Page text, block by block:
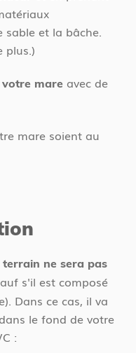
et la bâche.
plus.)
mare avec de
mare soient au
ne sera pas
s'il est composé
Dans ce cas, il va
le fond de votre
: